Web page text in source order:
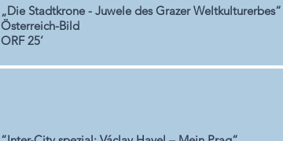
„Die Stadtkrone - Juwele des Grazer Weltkulturerbes“
Österreich-Bild
ORF 25‘